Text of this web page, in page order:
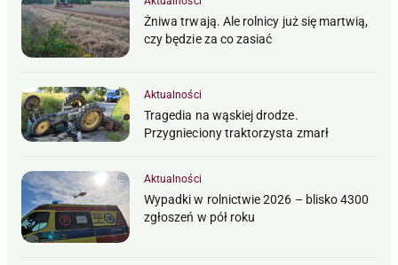
Żniwa trwają. Ale rolnicy już się martwią,
czy będzie za co zasiać
Aktualności
Tragedia na wąskiej drodze.
Przygnieciony traktorzysta zmarł
Aktualności
Wypadki w rolnictwie 2026 – blisko 4300
zgłoszeń w pół roku